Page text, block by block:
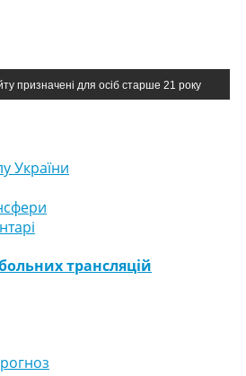
призначені для осіб старше 21 року
України
трансляцій